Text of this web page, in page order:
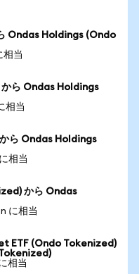
Ondas Holdings (Ondo
相当
ら Ondas Holdings
相当
ら Ondas Holdings
相当
から Ondas
に相当
ETF (Ondo Tokenized)
相当